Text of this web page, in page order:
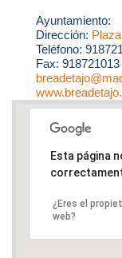
Ayuntamiento:
Dirección:
Teléfono:
Fax: 918721013
Esta página
¿Eres el
web?